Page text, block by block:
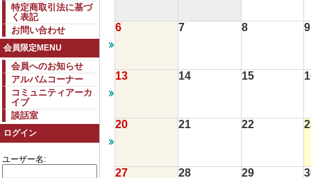
特定商取引法に基づ
く表記
お問い合わせ
会員限定MENU
会員へのお知らせ
アルバムコーナー
コミュニティアーカ
イブ
談話室
ログイン
ユーザー名:
6 7 8 9
13 14 15
20 21 22
27 28 29